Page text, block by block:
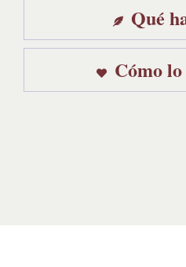
Qué
Cómo